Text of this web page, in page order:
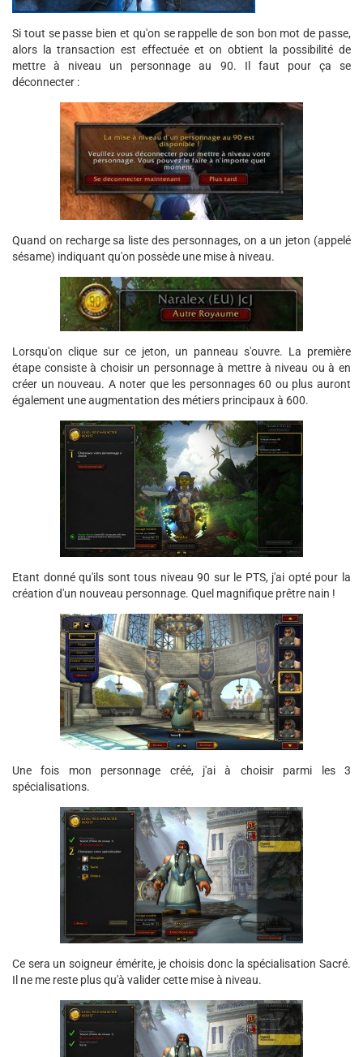
Si tout se passe bien et qu'on se rappelle de son bon mot de passe,
alors la transaction est effectuée et on obtient la possibilité de
mettre à niveau un personnage au 90. Il faut pour ça se
déconnecter :
Quand on recharge sa liste des personnages, on a un jeton (appelé
sésame) indiquant qu'on possède une mise à niveau.
Lorsqu'on clique sur ce jeton, un panneau s'ouvre. La première
étape consiste à choisir un personnage à mettre à niveau ou à en
créer un nouveau. A noter que les personnages 60 ou plus auront
également une augmentation des métiers principaux à 600.
Etant donné qu'ils sont tous niveau 90 sur le PTS, j'ai opté pour la
création d'un nouveau personnage. Quel magnifique prêtre nain !
Une fois mon personnage créé, j'ai à choisir parmi les 3
spécialisations.
Ce sera un soigneur émérite, je choisis donc la spécialisation Sacré.
Il ne me reste plus qu'à valider cette mise à niveau.